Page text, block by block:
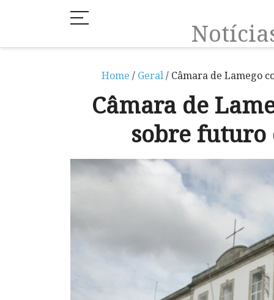
Home / Geral/ Câmara de Lamego
Câmara de
sobre